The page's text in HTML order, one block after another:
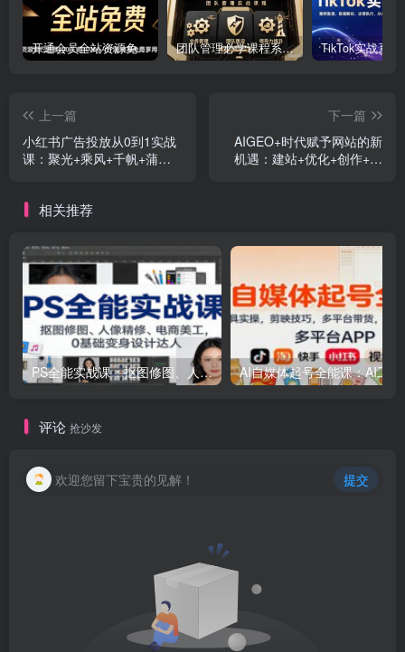
开通会员全站资源免费下载 开通VIP会员 HY资源库 团队管理必学课程系列，阿里巴巴“腿部三板斧”
上一篇
小红书广告投放从0到1实战
课：聚光+乘风+千帆+蒲公
下一篇
AIGEO+时代赋予网站的新
机遇：建站+优化+创作+变
相关推荐
PS全能实战课：抠图修图、人像精修、电商美工，0基础变身设计达人
评论 抢沙发
欢迎您留下宝贵的见解！ 提交